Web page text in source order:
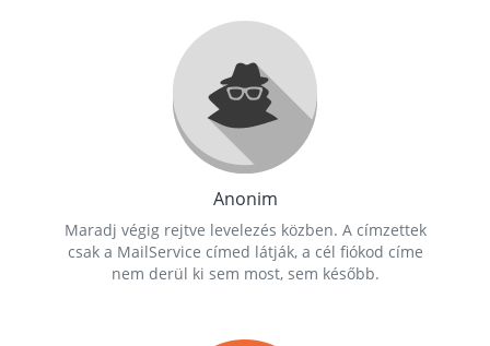
Anonim
Maradj végig rejtve levelezés közben. A címzettek
csak a MailService címed látják, a cél fiókod címe
nem derül ki sem most, sem később.